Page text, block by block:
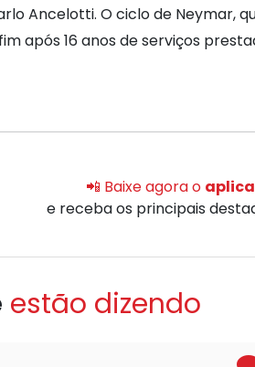
Ancelotti. O ciclo de Neymar,
após 16 anos de serviços
📲 Baixe agora o
e receba os principais
estão dizendo